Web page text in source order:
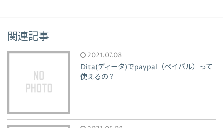
関連記事
2021.07.08
Dita(ディータ)でpaypal（ペイパル）って
使えるの？